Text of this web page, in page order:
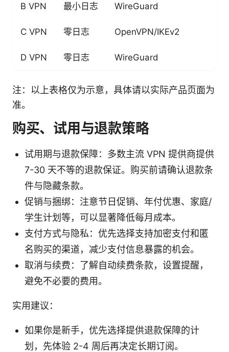
B VPN 最小日志 WireGuard
C VPN 零日志 OpenVPN/IKEv2
D VPN 零日志 WireGuard
注：以上表格仅为示意，具体请以实际产品页面为
准。
购买、试用与退款策略
试用期与退款保障：多数主流 VPN 提供商提供
7-30 天不等的退款保证。购买前请确认退款条
件与隐藏条款。
促销与捆绑：注意节日促销、年付优惠、家庭/
学生计划等，可以显著降低每月成本。
支付方式与隐私：优先选择支持加密支付和匿
名购买的渠道，减少支付信息暴露的机会。
取消与续费：了解自动续费条款，设置提醒，
避免不必要的费用。
实用建议：
如果你是新手，优先选择提供退款保障的计
划，先体验 2-4 周后再决定长期订阅。